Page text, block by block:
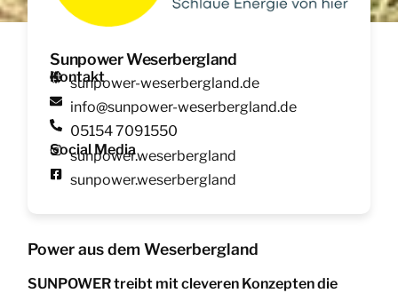
Sunpower Weserbergland
Kontakt
sunpower-weserbergland.de
info@sunpower-weserbergland.de
05154 7091550
Social Media
sunpower.weserbergland
sunpower.weserbergland
Power aus dem Weserbergland
SUNPOWER treibt mit cleveren Konzepten die